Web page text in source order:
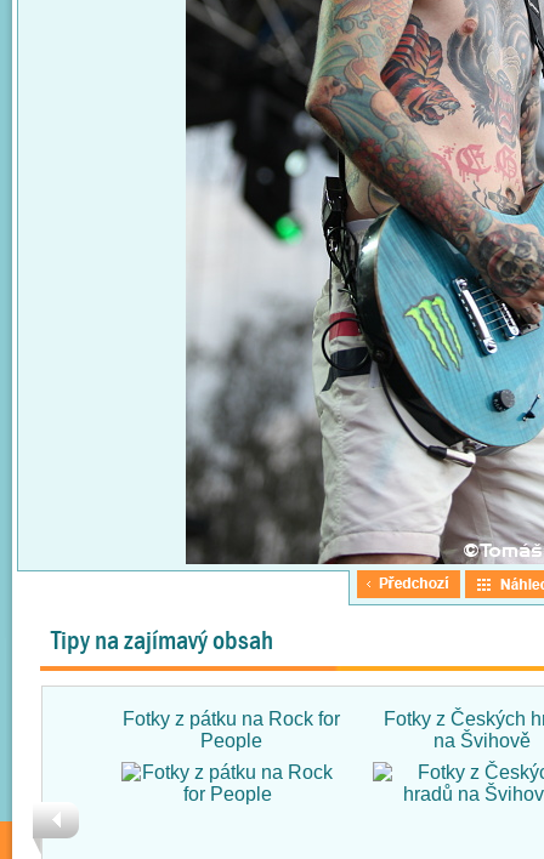
Tipy na zajímavý obsah
Fotky z pátku na Rock for
People
Fotky z Českých
na Švihově